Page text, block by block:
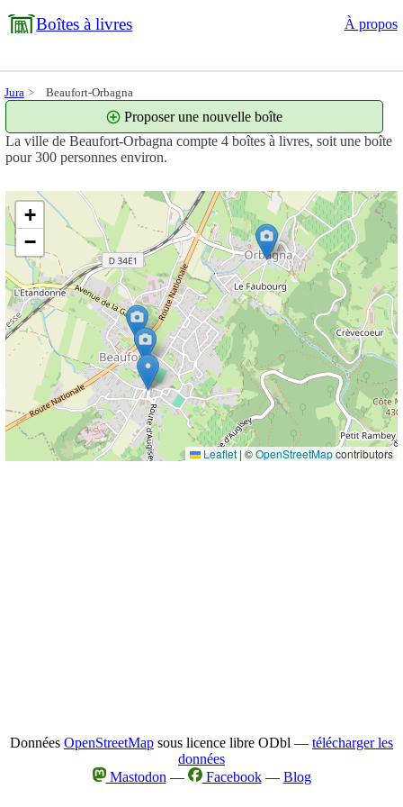
Boîtes à livres À propos
Jura Beaufort-Orbagna
La ville de Beaufort-Orbagna compte 4 boîtes à livres, soit une boîte
pour 300 personnes environ.
Proposer une nouvelle boîte
+
−
Leaflet | ©OpenStreetMapcontributors
Données OpenStreetMap sous licence libre ODbl — télécharger les
données
Mastodon — Facebook— Blog